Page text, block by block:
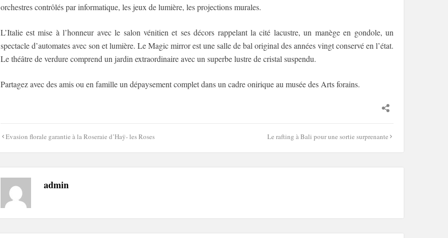
orchestres contrôlés par informatique, les jeux de lumière, les projections murales.
L’Italie est mise à l’honneur avec le salon vénitien et ses décors rappelant la cité lacustre, un manège en gondole, un
spectacle d’automates avec son et lumière. Le Magic mirror est une salle de bal original des années vingt conservé en l’état.
Le théâtre de verdure comprend un jardin extraordinaire avec un superbe lustre de cristal suspendu.
Partagez avec des amis ou en famille un dépaysement complet dans un cadre onirique au musée des Arts forains.
Navigation
Evasion florale garantie à la Roseraie d’Haÿ- les Roses Le rafting à Bali pour une sortie surprenante
admin